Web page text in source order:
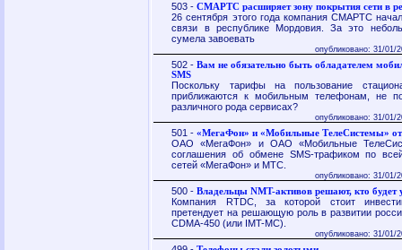
503 -СМАРТС расширяет зону покрытия сети в
26 сентября этого года компания СМАРТС
связи в республике Мордовия. За это
сумела завоевать
опубликовано: 31/01/
502 -Вам не обязательно быть обладателем
SMS
Поскольку тарифы на пользование
приближаются к мобильным телефонам, не
различного рода сервисах?
опубликовано: 31/01/
501 -«МегаФон» и «Мобильные ТелеСистемы»
ОАО «МегаФон» и ОАО «Мобильные
соглашения об обмене SMS-трафиком по
сетей «МегаФон» и МТС.
опубликовано: 31/01/
500 -Владельцы NMT-активов решают, кто будет
Компания RTDC, за которой стоит
претендует на решающую роль в развитии
CDMA-450 (или IMT-MC).
опубликовано: 31/01/